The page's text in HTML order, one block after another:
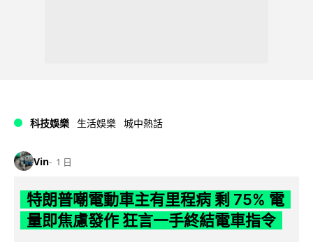
科技娛樂 生活娛樂 城中熱話
Vin 1 日
特朗普嘲電動車主有里程病 剩 75% 電
量即焦慮發作 狂言一手終結電車指令